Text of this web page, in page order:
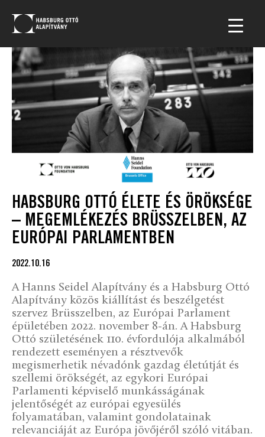
HABSBURG OTTÓ ÉLETE ÉS ÖRÖKSÉGE
– MEGEMLÉKEZÉS BRÜSSZELBEN, AZ
EURÓPAI PARLAMENTBEN
2022.10.16
A Hanns Seidel Alapítvány és a Habsburg Ottó
Alapítvány közös kiállítást és beszélgetést
szervez Brüsszelben, az Európai Parlament
épületében 2022. november 8-án. A Habsburg
Ottó születésének 110. évfordulója alkalmából
rendezett eseményen a résztvevők
megismerhetik névadónk gazdag életútját és
szellemi örökségét, az egykori Európai
Parlamenti képviselő munkásságának
jelentőségét az európai egyesülés
folyamatában, valamint gondolatainak
relevanciáját az Európa jövőjéről szóló vitában.